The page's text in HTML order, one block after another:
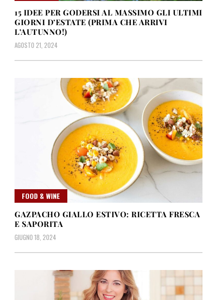
15 IDEE PER GODERSI AL MASSIMO GLI ULTIMI
GIORNI D’ESTATE (PRIMA CHE ARRIVI
L’AUTUNNO!)
AGOSTO 21, 2024
FOOD & WINE
GAZPACHO GIALLO ESTIVO: RICETTA FRESCA
E SAPORITA
GIUGNO 18, 2024